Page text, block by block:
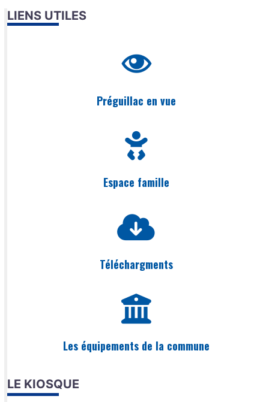
LIENS UTILES
Préguillac en vue
Espace famille
Téléchargments
Les équipements de la commune
LE KIOSQUE